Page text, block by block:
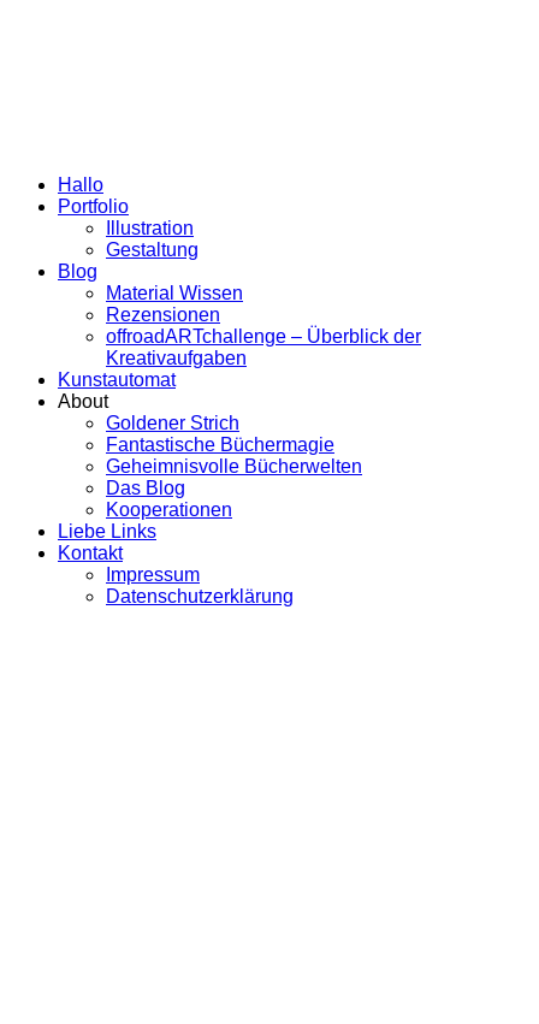
Hallo
Portfolio
Illustration
Gestaltung
Blog
Material Wissen
Rezensionen
offroadARTchallenge – Überblick der
Kreativaufgaben
Kunstautomat
About
Goldener Strich
Fantastische Büchermagie
Geheimnisvolle Bücherwelten
Das Blog
Kooperationen
Liebe Links
Kontakt
Impressum
Datenschutzerklärung